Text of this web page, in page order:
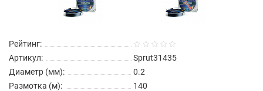
Рейтинг:
Артикул:
Sprut31435
Диаметр (мм):
0.2
Размотка (м):
140